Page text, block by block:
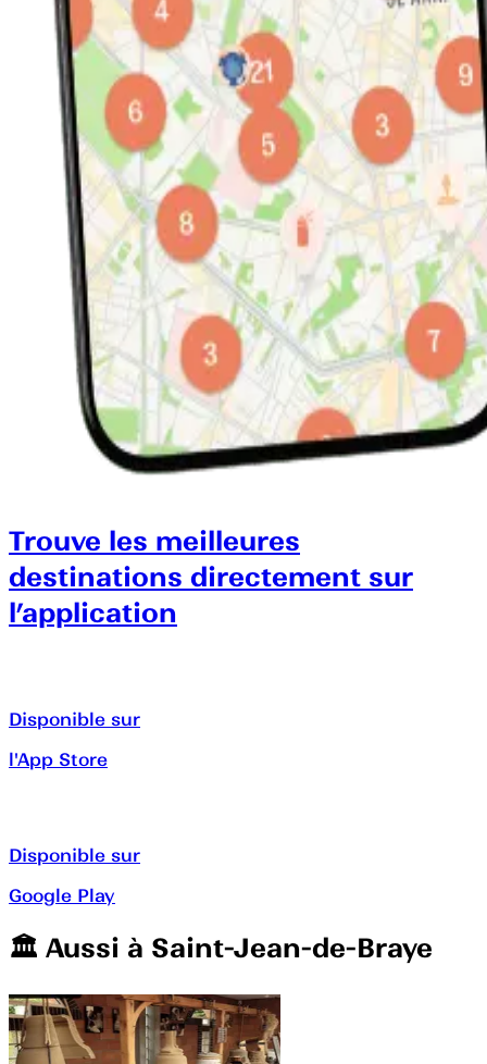
Trouve les meilleures
destinations directement sur
l’application
Disponible sur
l'App Store
Disponible sur
Google Play
🏛️️ Aussi à Saint-Jean-de-Braye